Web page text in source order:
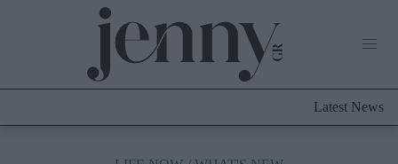
Culture
Latest News